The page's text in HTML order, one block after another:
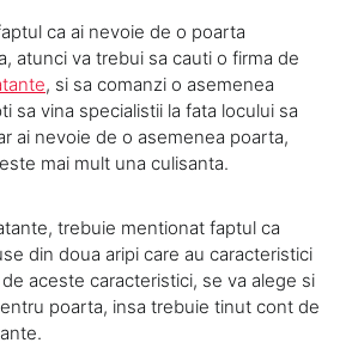
ca ai nevoie de o poarta
atunci va trebui sa cauti o firma de
, si sa comanzi o asemenea
sa vina specialistii la fata locului sa
ai nevoie de o asemenea poarta,
mai mult una culisanta.
trebuie mentionat faptul ca
din doua aripi care au caracteristici
aceste caracteristici, se va alege si
poarta, insa trebuie tinut cont de